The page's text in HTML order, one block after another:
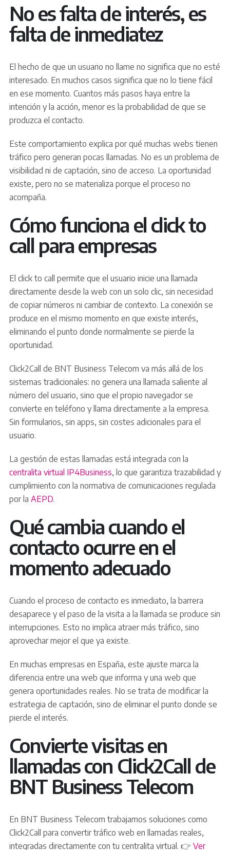
No es falta de interés, es
falta de inmediatez
El hecho de que un usuario no llame no significa que no esté
interesado. En muchos casos significa que no lo tiene fácil
en ese momento. Cuantos más pasos haya entre la
intención y la acción, menor es la probabilidad de que se
produzca el contacto.
Este comportamiento explica por qué muchas webs tienen
tráfico pero generan pocas llamadas. No es un problema de
visibilidad ni de captación, sino de acceso. La oportunidad
existe, pero no se materializa porque el proceso no
acompaña.
Cómo funciona el click to
call para empresas
El click to call permite que el usuario inicie una llamada
directamente desde la web con un solo clic, sin necesidad
de copiar números ni cambiar de contexto. La conexión se
produce en el mismo momento en que existe interés,
eliminando el punto donde normalmente se pierde la
oportunidad.
Click2Call de BNT Business Telecom va más allá de los
sistemas tradicionales: no genera una llamada saliente al
número del usuario, sino que el propio navegador se
convierte en teléfono y llama directamente a la empresa.
Sin formularios, sin apps, sin costes adicionales para el
usuario.
La gestión de estas llamadas está integrada con la
centralita virtual IP4Business, lo que garantiza trazabilidad y
cumplimiento con la normativa de comunicaciones regulada
por la AEPD.
Qué cambia cuando el
contacto ocurre en el
momento adecuado
Cuando el proceso de contacto es inmediato, la barrera
desaparece y el paso de la visita a la llamada se produce sin
interrupciones. Esto no implica atraer más tráfico, sino
aprovechar mejor el que ya existe.
En muchas empresas en España, este ajuste marca la
diferencia entre una web que informa y una web que
genera oportunidades reales. No se trata de modificar la
estrategia de captación, sino de eliminar el punto donde se
pierde el interés.
Convierte visitas en
llamadas con Click2Call de
BNT Business Telecom
En BNT Business Telecom trabajamos soluciones como
Click2Call para convertir tráfico web en llamadas reales,
integradas directamente con tu centralita virtual. 👉 Ver